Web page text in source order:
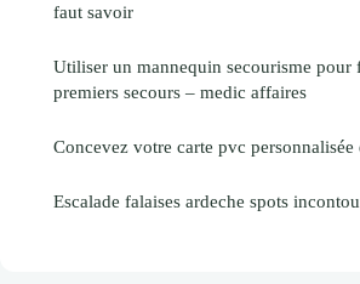
faut savoir
Utiliser un mannequin secourisme pour
premiers secours – medic affaires
Concevez votre carte pvc personnalisée
Escalade falaises ardeche spots